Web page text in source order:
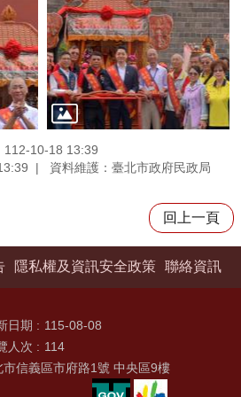
112-10-18 13:39
資料維護：臺北市政府民政局
回上一頁
隱私權及資訊安全政策 聯絡資訊
日期
115-08-08
人次
114
信義區市府路1號 中央區9樓